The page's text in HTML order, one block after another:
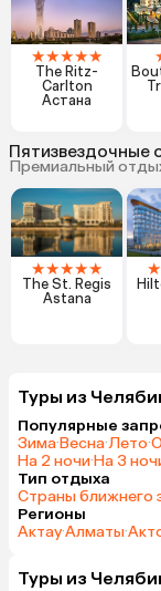
★★★★★
The Ritz-
Carlton
Астана
Пятизвездочные
Премиальный
★★★★★
The St. Regis
Astana
★
Туры из
Популярные
Зима·Весна·Лето·
На 2 ночи·На 3
Тип отдыха
Страны ближнего
Регионы
Актау·Алматы·
Туры из